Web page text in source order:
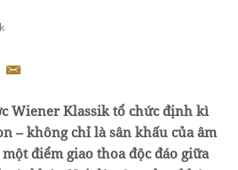
Wiener Klassik tổ chức định kì
– không chỉ là sân khấu của âm
điểm giao thoa độc đáo giữa